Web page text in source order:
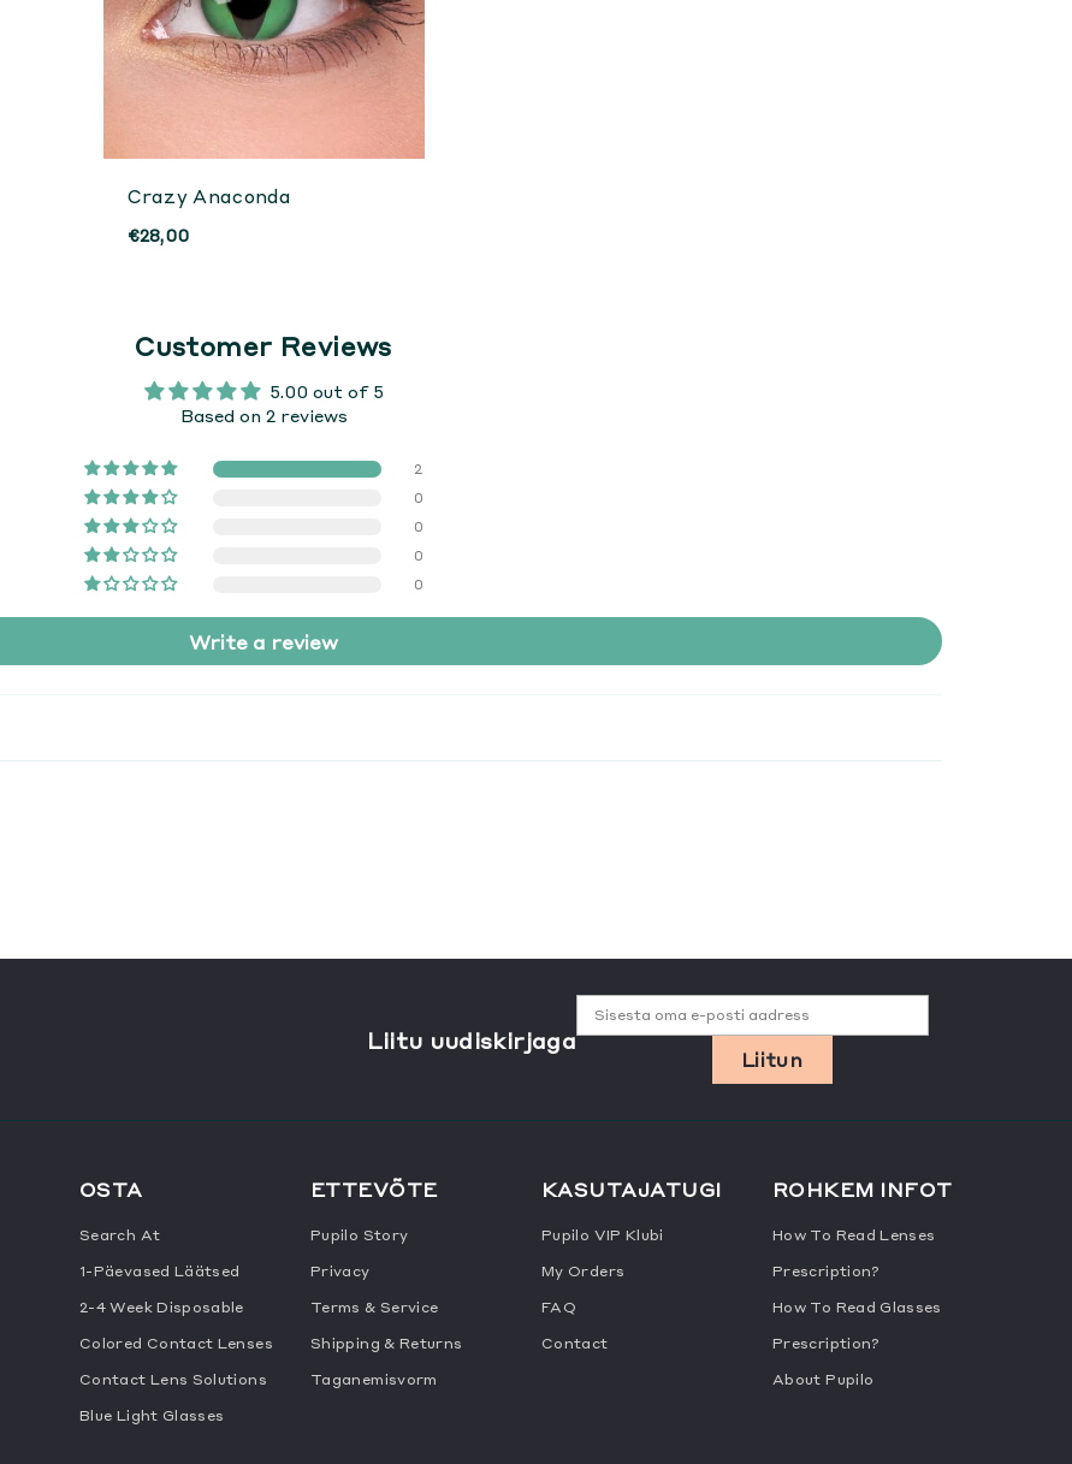
Crazy Anaconda
€28,00
Customer Reviews
5.00 out of 5
Based on 2 reviews
2
0
0
0
0
Write a review
Liitu uudiskirjaga
Sisesta oma e-posti aadress
Liitun
OSTA
Search At
1-Päevased Läätsed
2-4 Week Disposable
Colored Contact Lenses
Contact Lens Solutions
Blue Light Glasses
ETTEVÕTE
Pupilo Story
Privacy
Terms & Service
Shipping & Returns
Taganemisvorm
KASUTAJATUGI
Pupilo VIP Klubi
My Orders
FAQ
Contact
ROHKEM INFOT
How To Read Lenses
Prescription?
How To Read Glasses
Prescription?
About Pupilo